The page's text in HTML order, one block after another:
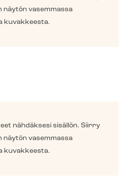
vasemmassa
kuvakkeesta.
nähdäksesi sisällön. Siirry
vasemmassa
kuvakkeesta.